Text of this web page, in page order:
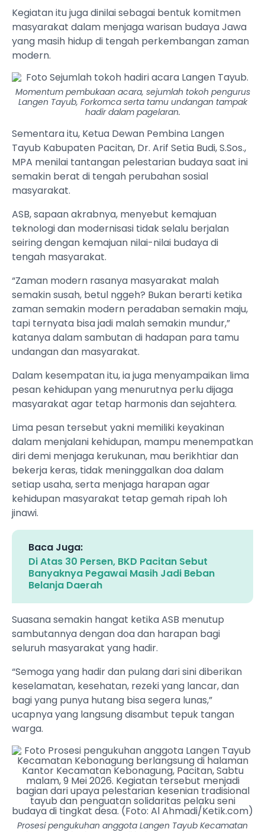
Kegiatan itu juga dinilai sebagai bentuk komitmen
masyarakat dalam menjaga warisan budaya Jawa
yang masih hidup di tengah perkembangan zaman
modern.
Momentum pembukaan acara, sejumlah tokoh pengurus
Langen Tayub, Forkomca serta tamu undangan tampak
hadir dalam pagelaran.
Sementara itu, Ketua Dewan Pembina Langen
Tayub Kabupaten Pacitan, Dr. Arif Setia Budi, S.Sos.,
MPA menilai tantangan pelestarian budaya saat ini
semakin berat di tengah perubahan sosial
masyarakat.
ASB, sapaan akrabnya, menyebut kemajuan
teknologi dan modernisasi tidak selalu berjalan
seiring dengan kemajuan nilai-nilai budaya di
tengah masyarakat.
“Zaman modern rasanya masyarakat malah
semakin susah, betul nggeh? Bukan berarti ketika
zaman semakin modern peradaban semakin maju,
tapi ternyata bisa jadi malah semakin mundur,”
katanya dalam sambutan di hadapan para tamu
undangan dan masyarakat.
Dalam kesempatan itu, ia juga menyampaikan lima
pesan kehidupan yang menurutnya perlu dijaga
masyarakat agar tetap harmonis dan sejahtera.
Lima pesan tersebut yakni memiliki keyakinan
dalam menjalani kehidupan, mampu menempatkan
diri demi menjaga kerukunan, mau berikhtiar dan
bekerja keras, tidak meninggalkan doa dalam
setiap usaha, serta menjaga harapan agar
kehidupan masyarakat tetap gemah ripah loh
jinawi.
Baca Juga:
Di Atas 30 Persen, BKD Pacitan Sebut
Banyaknya Pegawai Masih Jadi Beban
Belanja Daerah
Suasana semakin hangat ketika ASB menutup
sambutannya dengan doa dan harapan bagi
seluruh masyarakat yang hadir.
“Semoga yang hadir dan pulang dari sini diberikan
keselamatan, kesehatan, rezeki yang lancar, dan
bagi yang punya hutang bisa segera lunas,”
ucapnya yang langsung disambut tepuk tangan
warga.
Prosesi pengukuhan anggota Langen Tayub Kecamatan